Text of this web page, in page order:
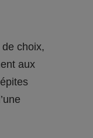
choix,
aux